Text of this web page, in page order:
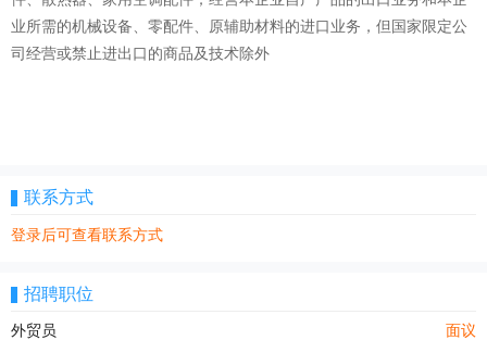
业所需的机械设备、零配件、原辅助材料的进口业务，但国家限定公
司经营或禁止进出口的商品及技术除外
联系方式
登录后可查看联系方式
招聘职位
外贸员 面议